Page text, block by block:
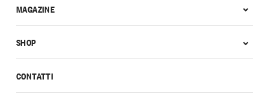
CONTATTI
MAGAZINE
SHOP